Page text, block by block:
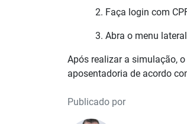
Faça login com
Abra o menu
Após realizar a simulação,
aposentadoria de acordo
Publicado por